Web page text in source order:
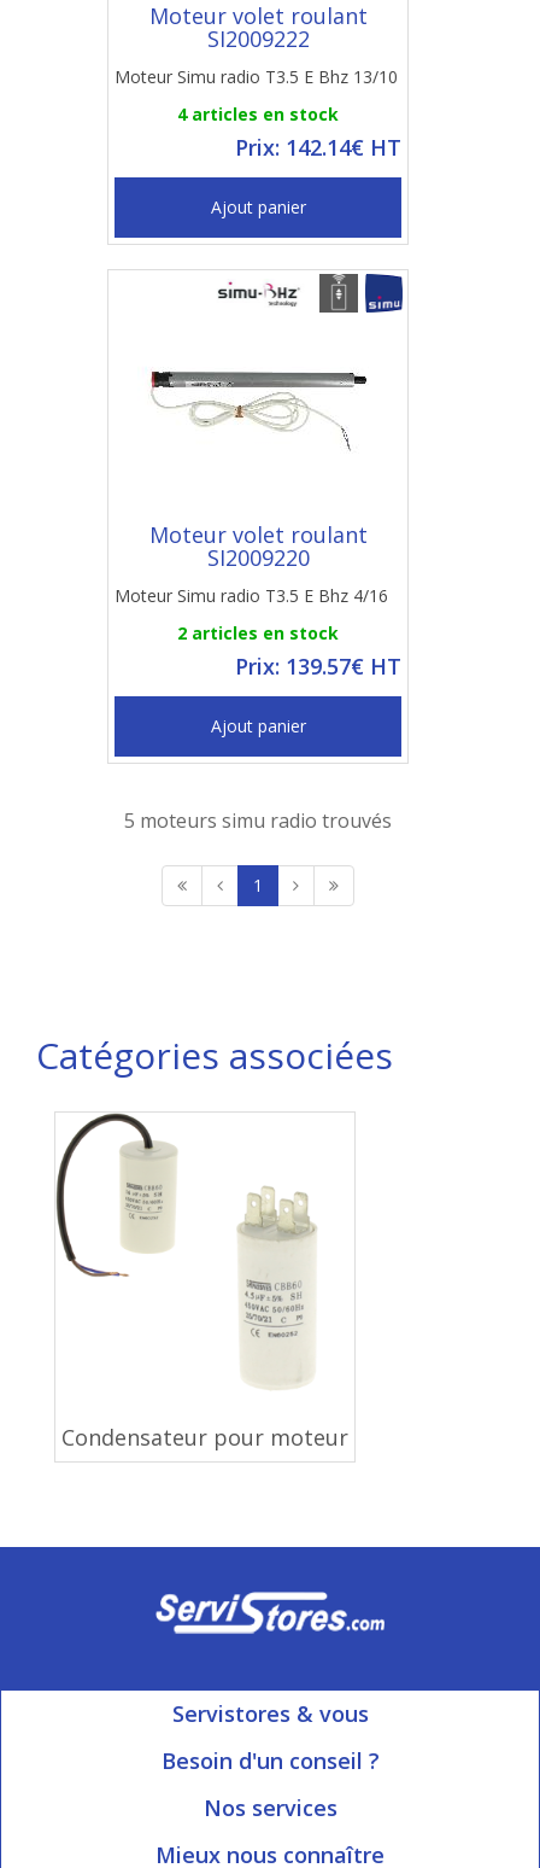
Moteur volet roulant
SI2009222
Moteur Simu radio T3.5 E Bhz 13/10
4 articles en stock
Prix: 142.14€ HT
Ajout panier
Moteur volet roulant
SI2009220
Moteur Simu radio T3.5 E Bhz 4/16
2 articles en stock
Prix: 139.57€ HT
Ajout panier
5 moteurs simu radio trouvés
1
Catégories associées
Condensateur pour moteur
Servistores & vous
Mon compte
Besoin d'un conseil ?
Ouvert du Lundi au Vendredi
Nos services
Informations livraison
Mieux nous connaître